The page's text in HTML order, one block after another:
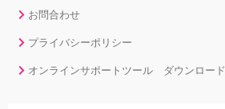
お問合わせ
プライバシーポリシー
オンラインサポートツール ダウンロード